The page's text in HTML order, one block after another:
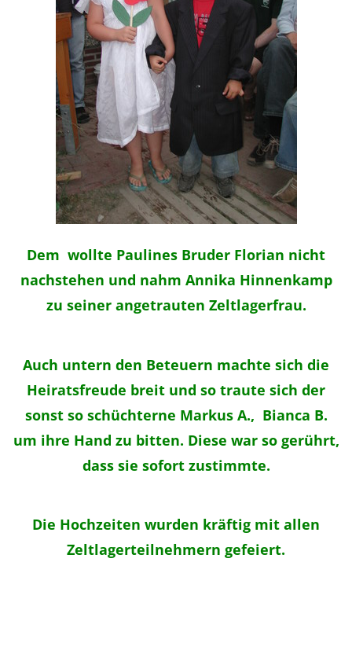
Dem wollte Paulines Bruder Florian nicht
nachstehen und nahm Annika Hinnenkamp
zu seiner angetrauten Zeltlagerfrau.
Auch untern den Beteuern machte sich die
Heiratsfreude breit und so traute sich der
sonst so schüchterne Markus A., Bianca B.
um ihre Hand zu bitten. Diese war so gerührt,
dass sie sofort zustimmte.
Die Hochzeiten wurden kräftig mit allen
Zeltlagerteilnehmern gefeiert.